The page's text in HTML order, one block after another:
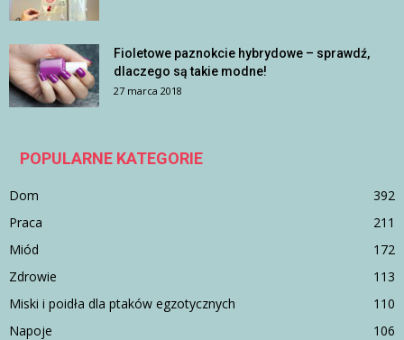
Fioletowe paznokcie hybrydowe – sprawdź,
dlaczego są takie modne!
27 marca 2018
POPULARNE KATEGORIE
Dom
392
Praca
211
Miód
172
Zdrowie
113
Miski i poidła dla ptaków egzotycznych
110
Napoje
106